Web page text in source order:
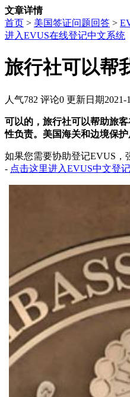
文章详情
首页 > 美国签证问题回答 >
进入EVUS在线登记中文系统
旅行社可以帮
人气782 评论0 更新日期2021-
可以的，旅行社可以帮助旅
性负责。美国海关和边境保
如果您需要协助登记EVUS，
- 点击这里进入EVUS中文登